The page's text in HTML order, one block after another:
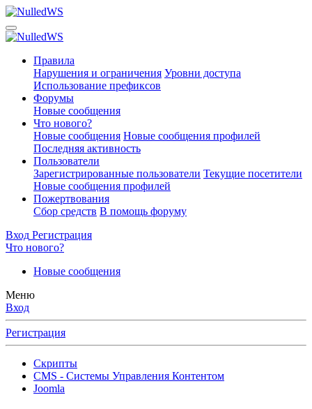
Правила
Нарушения и ограничения Уровни доступа
Использование префиксов
Форумы
Новые сообщения
Что нового?
Новые сообщения Новые сообщения профилей
Последняя активность
Пользователи
Зарегистрированные пользователи Текущие посетители
Новые сообщения профилей
Пожертвования
Сбор средств В помощь форуму
Вход Регистрация
Что нового?
Новые сообщения
Меню
Вход
Регистрация
Скрипты
CMS - Системы Управления Контентом
Joomla